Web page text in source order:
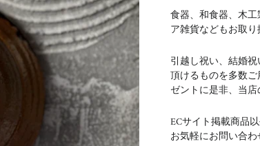
食器、和食器、木
ア雑貨などもお取り
引越し祝い、結婚
頂けるものを多数
ゼントに是非、当店
ECサイト掲載商品
お気軽にお問い合わ